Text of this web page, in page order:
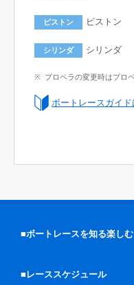
ピストン ピストン
シリンダ シリンダ
プロペラの変更時はプロ
ボートレースガイド
■ボートレースを知る楽しむ
■レーススケジュール